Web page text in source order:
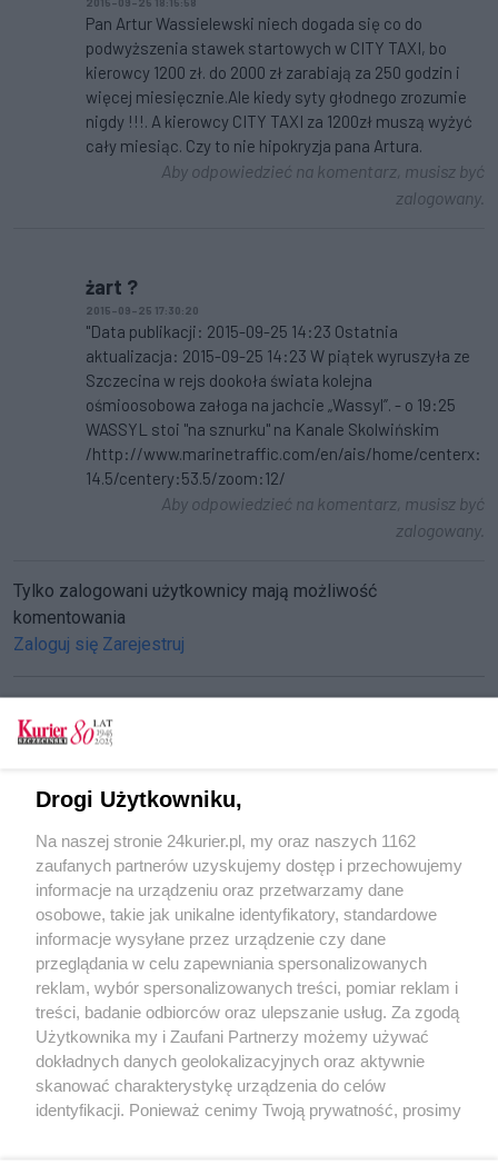
Pan Artur Wassielewski niech dogada się co do
podwyższenia stawek startowych w CITY TAXI, bo
kierowcy 1200 zł. do 2000 zł zarabiają za 250 godzin i
więcej miesięcznie.Ale kiedy syty głodnego zrozumie
nigdy !!!. A kierowcy CITY TAXI za 1200zł muszą wyżyć
cały miesiąc. Czy to nie hipokryzja pana Artura.
Aby odpowiedzieć na komentarz, musisz być
zalogowany.
żart ?
2015-09-25 17:30:20
"Data publikacji: 2015-09-25 14:23 Ostatnia
aktualizacja: 2015-09-25 14:23 W piątek wyruszyła ze
Szczecina w rejs dookoła świata kolejna
ośmioosobowa załoga na jachcie „Wassyl”. - o 19:25
WASSYL stoi "na sznurku" na Kanale Skolwińskim
/http://www.marinetraffic.com/en/ais/home/centerx:
14.5/centery:53.5/zoom:12/
Aby odpowiedzieć na komentarz, musisz być
zalogowany.
Tylko zalogowani użytkownicy mają możliwość
komentowania
Zaloguj się Zarejestruj
Dym pod sufit [GALERIA, FILM]
Klubowe trzy poziomy
Miasto kupi od PŻM nabrzeża i statki
POGODA
18℃
Zobacz prognozę na 3 dni
Drogi Użytkowniku,
Na naszej stronie 24kurier.pl, my oraz naszych 1162
zaufanych partnerów uzyskujemy dostęp i przechowujemy
informacje na urządzeniu oraz przetwarzamy dane
osobowe, takie jak unikalne identyfikatory, standardowe
informacje wysyłane przez urządzenie czy dane
przeglądania w celu zapewniania spersonalizowanych
reklam, wybór spersonalizowanych treści, pomiar reklam i
treści, badanie odbiorców oraz ulepszanie usług. Za zgodą
Użytkownika my i Zaufani Partnerzy możemy używać
dokładnych danych geolokalizacyjnych oraz aktywnie
skanować charakterystykę urządzenia do celów
identyfikacji. Ponieważ cenimy Twoją prywatność, prosimy